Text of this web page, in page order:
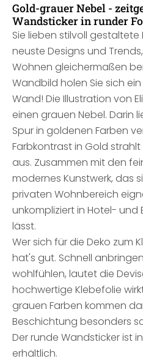
Gold-grauer Nebel -
Wandsticker in runder
Sie lieben stilvoll
neuste Designs und
Wohnen gleichermaßen
Wandbild holen Sie sich
Wand! Die Illustration von
einen grauen Nebel. Darin
Spur in goldenen Farben
Farbkontrast in Gold strahlt
aus. Zusammen mit den
modernes Kunstwerk, das
privaten Wohnbereich
unkompliziert in Hotel-
lässt.
Wer sich für die Deko zum
hat's gut. Schnell
wohlfühlen, lautet die
hochwertige Klebefolie
grauen Farben kommen
Beschichtung besonders
Der runde Wandsticker ist
erhältlich.